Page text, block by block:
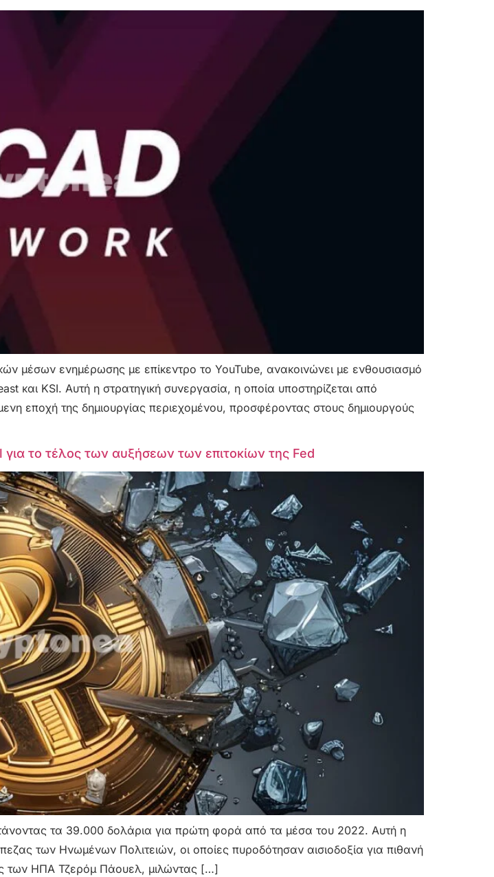
μέσων ενημέρωσης με επίκεντρο το YouTube, ανακοινώνει με ενθουσιασμό
και KSI. Αυτή η στρατηγική συνεργασία, η οποία υποστηρίζεται από
εποχή της δημιουργίας περιεχομένου, προσφέροντας στους δημιουργούς
το τέλος των αυξήσεων των επιτοκίων της Fed
τα 39.000 δολάρια για πρώτη φορά από τα μέσα του 2022. Αυτή η
των Ηνωμένων Πολιτειών, οι οποίες πυροδότησαν αισιοδοξία για πιθανή
των ΗΠΑ Τζερόμ Πάουελ, μιλώντας […]